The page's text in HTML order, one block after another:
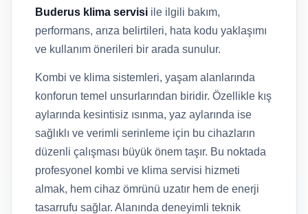
Buderus klima servisi ile ilgili bakım,
performans, arıza belirtileri, hata kodu yaklaşımı
ve kullanım önerileri bir arada sunulur.
Kombi ve klima sistemleri, yaşam alanlarında
konforun temel unsurlarından biridir. Özellikle kış
aylarında kesintisiz ısınma, yaz aylarında ise
sağlıklı ve verimli serinleme için bu cihazların
düzenli çalışması büyük önem taşır. Bu noktada
profesyonel kombi ve klima servisi hizmeti
almak, hem cihaz ömrünü uzatır hem de enerji
tasarrufu sağlar. Alanında deneyimli teknik